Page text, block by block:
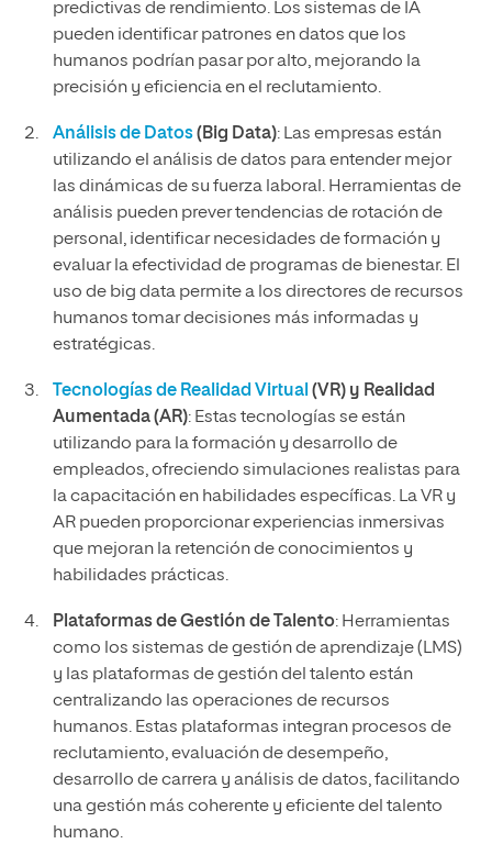
predictivas de rendimiento. Los sistemas de IA
pueden identificar patrones en datos que los
humanos podrían pasar por alto, mejorando la
precisión y eficiencia en el reclutamiento.
Análisis de Datos(Big Data): Las empresas están
utilizando el análisis de datos para entender mejor
las dinámicas de su fuerza laboral. Herramientas de
análisis pueden prever tendencias de rotación de
personal, identificar necesidades de formación y
evaluar la efectividad de programas de bienestar. El
uso de big data permite a los directores de recursos
humanos tomar decisiones más informadas y
estratégicas.
Tecnologías de Realidad Virtual (VR) y Realidad
Aumentada (AR): Estas tecnologías se están
utilizando para la formación y desarrollo de
empleados, ofreciendo simulaciones realistas para
la capacitación en habilidades específicas. La VR y
AR pueden proporcionar experiencias inmersivas
que mejoran la retención de conocimientos y
habilidades prácticas.
Plataformas de Gestión de Talento: Herramientas
como los sistemas de gestión de aprendizaje (LMS)
y las plataformas de gestión del talento están
centralizando las operaciones de recursos
humanos. Estas plataformas integran procesos de
reclutamiento, evaluación de desempeño,
desarrollo de carrera y análisis de datos, facilitando
una gestión más coherente y eficiente del talento
humano.